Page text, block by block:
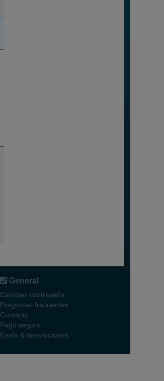
General
Cambiar contraseña
Preguntas frecuentes
Contacto
Pago seguro
Envío & devoluciones